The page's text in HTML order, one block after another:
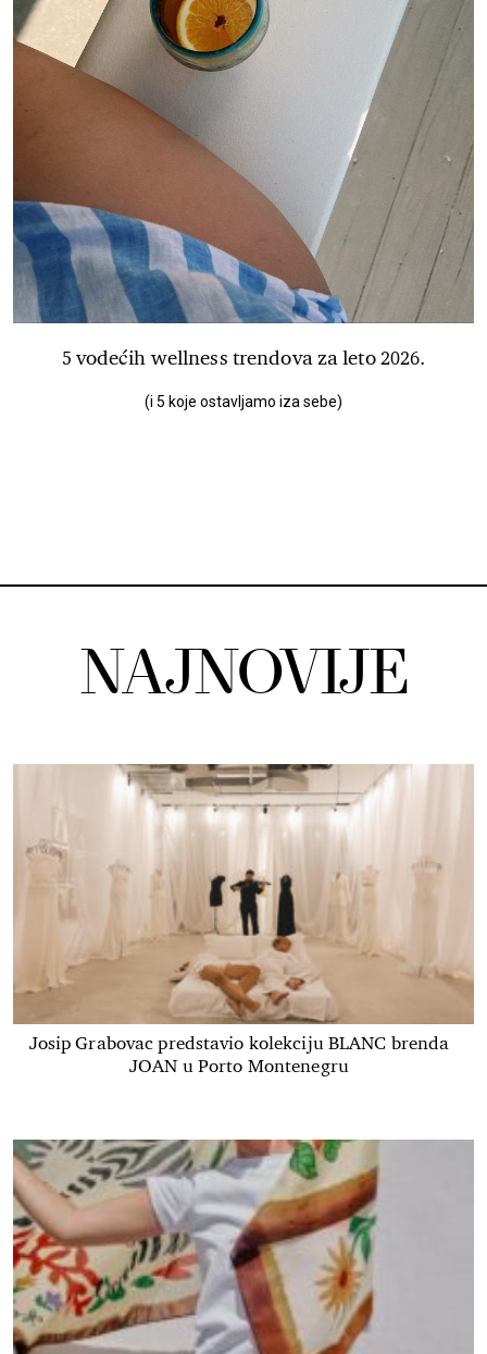
5 vodećih wellness trendova za leto 2026.
(i 5 koje ostavljamo iza sebe)
NAJNOVIJE
Josip Grabovac predstavio kolekciju BLANC brenda
JOAN u Porto Montenegru